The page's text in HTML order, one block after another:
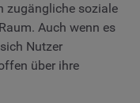
zugängliche soziale
Auch wenn es
Nutzer
über ihre